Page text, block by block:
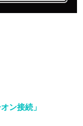
ン接続」